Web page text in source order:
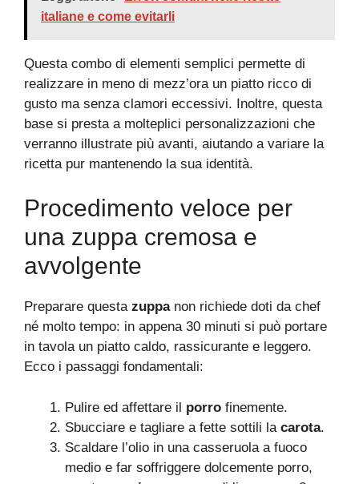
italiane e come evitarli
Questa combo di elementi semplici permette di
realizzare in meno di mezz’ora un piatto ricco di
gusto ma senza clamori eccessivi. Inoltre, questa
base si presta a molteplici personalizzazioni che
verranno illustrate più avanti, aiutando a variare la
ricetta pur mantenendo la sua identità.
Procedimento veloce per
una zuppa cremosa e
avvolgente
Preparare questa zuppanon richiede doti da chef
né molto tempo: in appena 30 minuti si può portare
in tavola un piatto caldo, rassicurante e leggero.
Ecco i passaggi fondamentali:
Pulire ed affettare il porro finemente.
Sbucciare e tagliare a fette sottili la carota.
Scaldare l’olio in una casseruola a fuoco
medio e far soffriggere dolcemente porro,